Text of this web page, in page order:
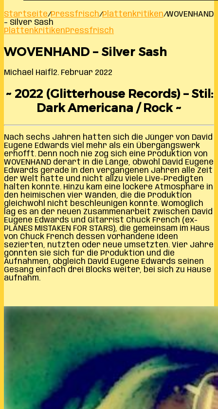
Startseite/Pressfrisch/Plattenkritiken/WOVENHAND
– Silver Sash
PlattenkritikenPressfrisch
WOVENHAND – Silver Sash
Michael Haifl 2. Februar 2022
~ 2022 (Glitterhouse Records) – Stil:
Dark Americana / Rock ~
Nach sechs Jahren hatten sich die Jünger von David
Eugene Edwards viel mehr als ein Übergangswerk
erhofft. Denn noch nie zog sich eine Produktion von
WOVENHAND derart in die Länge, obwohl David Eugene
Edwards gerade in den vergangenen Jahren alle Zeit
der Welt hatte und nicht allzu viele Live-Predigten
halten konnte. Hinzu kam eine lockere Atmosphäre in
den heimischen vier Wänden, die die Produktion
gleichwohl nicht beschleunigen konnte. Womöglich
lag es an der neuen Zusammenarbeit zwischen David
Eugene Edwards und Gitarrist Chuck French (ex-
PLANES MISTAKEN FOR STARS), die gemeinsam im Haus
von Chuck French dessen vorhandene Ideen
sezierten, nutzten oder neue umsetzten. Vier Jahre
gönnten sie sich für die Produktion und die
Aufnahmen, obgleich David Eugene Edwards seinen
Gesang einfach drei Blocks weiter, bei sich zu Hause
aufnahm.